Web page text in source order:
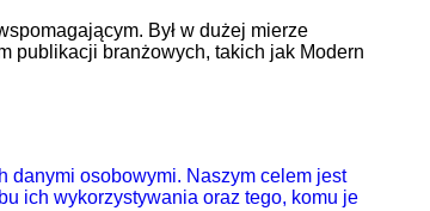
Był w dużej mierze
publikacji branżowych, takich jak Modern
danymi osobowymi. Naszym celem jest
ich wykorzystywania oraz tego, komu je